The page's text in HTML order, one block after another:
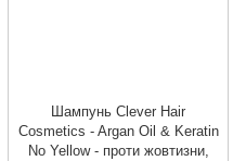
Шампунь Clever Hair
Cosmetics - Argan Oil & Keratin
No Yellow - проти жовтизни,